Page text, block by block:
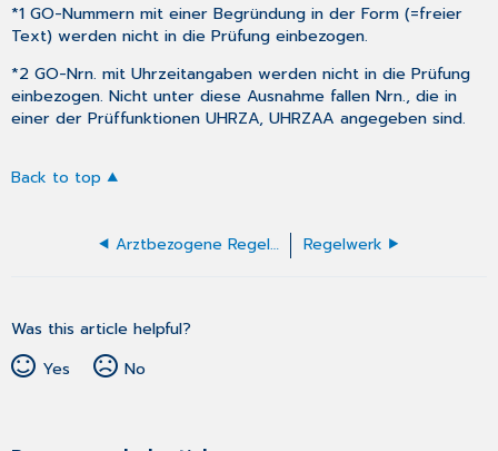
*1 GO-Nummern mit einer Begründung in der Form (=freier
Text) werden nicht in die Prüfung einbezogen.
*2 GO-Nrn. mit Uhrzeitangaben werden nicht in die Prüfung
einbezogen. Nicht unter diese Ausnahme fallen Nrn., die in
einer der Prüffunktionen UHRZA, UHRZAA angegeben sind.
Back to top
Arztbezogene Regelprüfung Regelwerk
Was this article helpful?
Yes
No